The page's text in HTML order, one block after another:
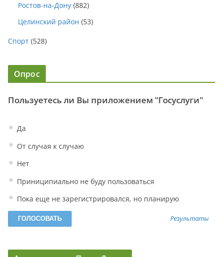
Ростов-на-Дону (882)
Целинский район (53)
Спорт (528)
Опрос
Пользуетесь ли Вы приложением "Госуслуги"
Да
От случая к случаю
Нет
Приниципиально не буду пользоваться
Пока еще не зарегистрировался, но планирую
Результаты